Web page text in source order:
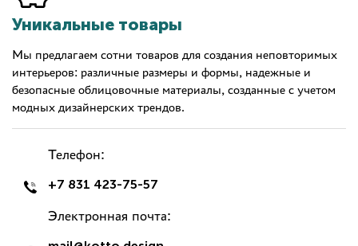
Уникальные товары
Мы предлагаем сотни товаров для создания неповторимых
интерьеров: различные размеры и формы, надежные и
безопасные облицовочные материалы, созданные с учетом
модных дизайнерских трендов.
Телефон:
+7 831 423-75-57
Электронная почта: